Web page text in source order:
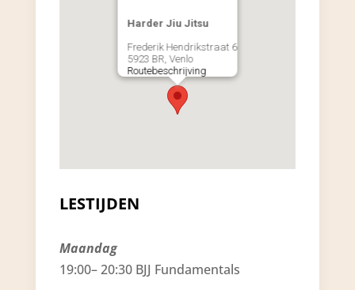
Harder Jiu Jitsu
Frederik Hendrikstraat 6
5923 BR, Venlo
Routebeschrijving
LESTIJDEN
Maandag
19:00– 20:30 BJJ Fundamentals